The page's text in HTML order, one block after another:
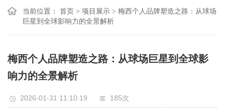
当前位置： 首页 > 项目展示 > 梅西个人品牌塑造之路：从球场
巨星到全球影响力的全景解析
梅西个人品牌塑造之路：从球场巨星到全球影
响力的全景解析
2026-01-31 11:10:19 185次